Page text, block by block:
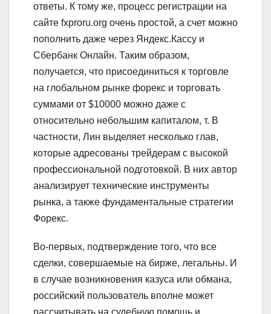
ответы. К тому же, процесс регистрации на
сайте fxproru.org очень простой, а счет можно
пополнить даже через Яндекс.Кассу и
Сбербанк Онлайн. Таким образом,
получается, что присоединиться к торговле
на глобальном рынке форекс и торговать
суммами от $10000 можно даже с
относительно небольшим капиталом, т. В
частности, Лин выделяет несколько глав,
которые адресованы трейдерам с высокой
профессиональной подготовкой. В них автор
анализирует технические инструменты
рынка, а также фундаментальные стратегии
Форекс.
Во-первых, подтверждение того, что все
сделки, совершаемые на бирже, легальны. И
в случае возникновения казуса или обмана,
российский пользователь вполне может
рассчитывать на судебную помощь и